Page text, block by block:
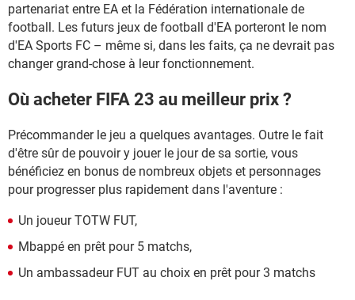
partenariat entre EA et la Fédération internationale de
football. Les futurs jeux de football d'EA porteront le nom
d'EA Sports FC – même si, dans les faits, ça ne devrait pas
changer grand-chose à leur fonctionnement.
Où acheter FIFA 23 au meilleur prix ?
Précommander le jeu a quelques avantages. Outre le fait
d'être sûr de pouvoir y jouer le jour de sa sortie, vous
bénéficiez en bonus de nombreux objets et personnages
pour progresser plus rapidement dans l'aventure :
Un joueur TOTW FUT,
Mbappé en prêt pour 5 matchs,
Un ambassadeur FUT au choix en prêt pour 3 matchs